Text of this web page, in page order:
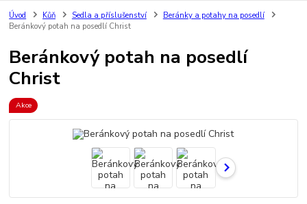
Úvod Kůň Sedla a příslušenství
Beránky a potahy na posedlí
Beránkový potah na posedlí Christ
Beránkový potah na posedlí
Christ
Akce